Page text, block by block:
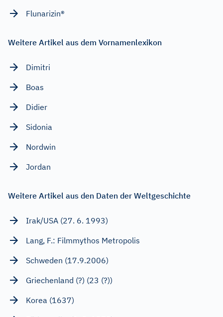
Flunarizin®
Weitere Artikel aus dem Vornamenlexikon
Dimitri
Boas
Didier
Sidonia
Nordwin
Jordan
Weitere Artikel aus den Daten der Weltgeschichte
Irak/USA (27. 6. 1993)
Lang, F.: Filmmythos Metropolis
Schweden (17.9.2006)
Griechenland (?) (23 (?))
Korea (1637)